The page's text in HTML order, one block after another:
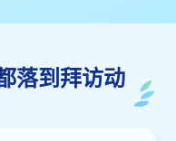
落到拜访动